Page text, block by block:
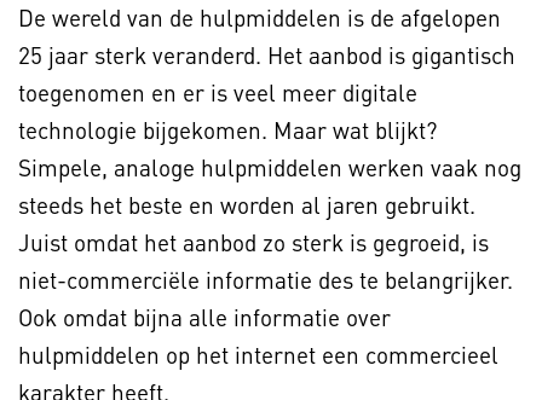
De wereld van de hulpmiddelen is de afgelopen
25 jaar sterk veranderd. Het aanbod is gigantisch
toegenomen en er is veel meer digitale
technologie bijgekomen. Maar wat blijkt?
Simpele, analoge hulpmiddelen werken vaak nog
steeds het beste en worden al jaren gebruikt.
Juist omdat het aanbod zo sterk is gegroeid, is
niet-commerciële informatie des te belangrijker.
Ook omdat bijna alle informatie over
hulpmiddelen op het internet een commercieel
karakter heeft.